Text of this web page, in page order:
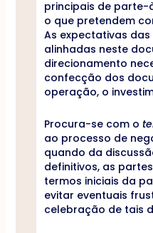
principais de
o que pretendem
As expectativas
alinhadas neste
direcionamento
confecção dos
operação, o
Procura-se com o
ao processo de
quando da
definitivos, as
termos iniciais da
evitar eventuais
celebração de tais